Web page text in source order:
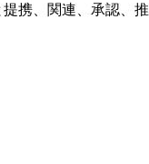
提携、関連、承認